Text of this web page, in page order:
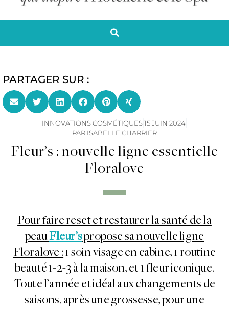
PARTAGER SUR :
INNOVATIONS COSMÉTIQUES15 JUIN 2024
PAR ISABELLE CHARRIER
Fleur’s : nouvelle ligne essentielle
Floralove
Pour faire reset et restaurer la santé de la
peauFleur’spropose sa nouvelle ligne
Floralove : 1 soin visage en cabine, 1 routine
beauté 1-2-3 à la maison, et 1 fleur iconique.
Toute l’année et idéal aux changements de
saisons, après une grossesse, pour une